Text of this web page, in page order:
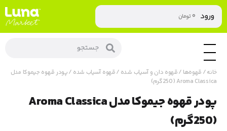
ورود ۰تومان
خانه/ قهوه‌ها /قهوه دان و آسیاب شده /قهوه آسیاب شده / پودر قهوه جیموکا مدل
Aroma Classica (250گرم)
پودر قهوه جیموکا مدل Aroma Classica
(250گرم)